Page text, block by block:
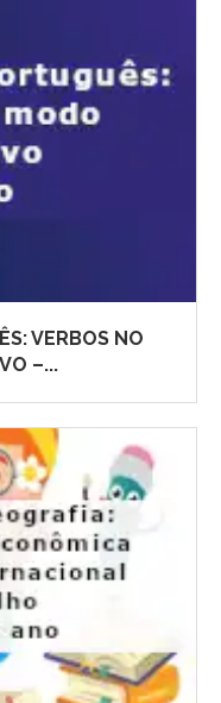
VERBOS NO
–...